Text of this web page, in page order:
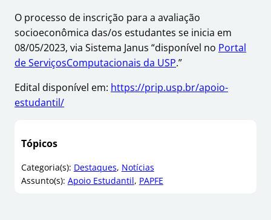
O processo de inscrição para a avaliação
socioeconômica das/os estudantes se inicia em
08/05/2023, via Sistema Janus “disponível no Portal
de ServiçosComputacionais da USP.”
Edital disponível em: https://prip.usp.br/apoio-
estudantil/
Tópicos
Categoria(s): Destaques, Notícias
Assunto(s): Apoio Estudantil, PAPFE